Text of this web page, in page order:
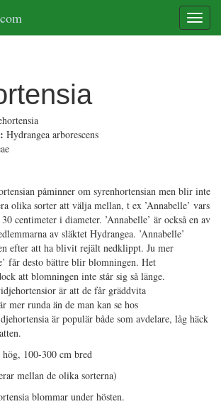
Hydrangea arborescens
påminner om syrenhortensian men blir inte
olika sorter att välja mellan, t ex ’Annabelle’ vars
centimeter i diameter. ’Annabelle’ är också en av
av släktet Hydrangea. ’Annabelle’
efter att ha blivit rejält nedklippt. Ju mer
får desto bättre blir blomningen. Het
att blomningen inte står sig så länge.
är att de får gräddvita
mer runda än de man kan se hos
är populär både som avdelare, låg häck
hög, 100-300 cm bred
mellan de olika sorterna)
blommar under hösten.